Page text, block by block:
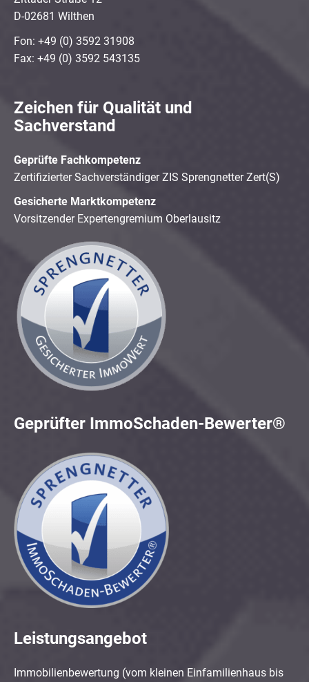
D-02681 Wilthen
Fon: +49 (0) 3592 31908
Fax: +49 (0) 3592 543135
Zeichen für Qualität und
Sachverstand
Geprüfte Fachkompetenz
Zertifizierter Sachverständiger ZIS Sprengnetter Zert(S)
Gesicherte Marktkompetenz
Vorsitzender Expertengremium Oberlausitz
Geprüfter ImmoSchaden-Bewerter®
Leistungsangebot
Immobilienbewertung (vom kleinen Einfamilienhaus bis